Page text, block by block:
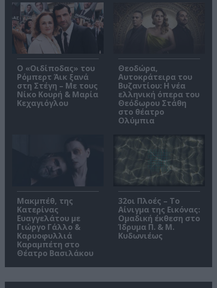
O «Οιδίποδας» του
Ρόμπερτ Άικ ξανά
στη Στέγη – Με τους
Νίκο Κουρή & Μαρία
Κεχαγιόγλου
Θεοδώρα,
Αυτοκράτειρα του
Βυζαντίου: Η νέα
ελληνική όπερα του
Θεόδωρου Στάθη
στο θέατρο
Ολύμπια
Μακμπέθ, της
Κατερίνας
Ευαγγελάτου με
Γιώργο Γάλλο &
Καρυοφυλλιά
Καραμπέτη στο
Θέατρο Βασιλάκου
32οι Πλοές – Το
Αίνιγμα της Εικόνας:
Ομαδική έκθεση στο
Ίδρυμα Π. & Μ.
Κυδωνιέως